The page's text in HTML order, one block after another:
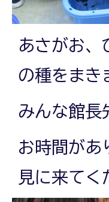
あさがお、
の種をまき
みんな館長
お時間があ
見に来てく